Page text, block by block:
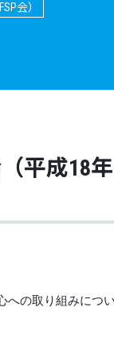
会）
（平成
への取り組みについ